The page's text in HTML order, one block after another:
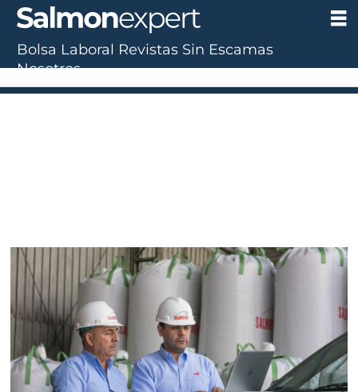
Bolsa Laboral Revistas Sin Escamas
Nosotros